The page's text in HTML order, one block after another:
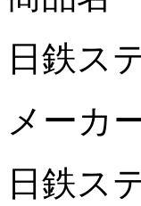
日鉄ス
メーカ
日鉄ス